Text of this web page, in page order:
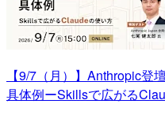
【9/7（月）】Anthropic登
具体例ーSkillsで広がる